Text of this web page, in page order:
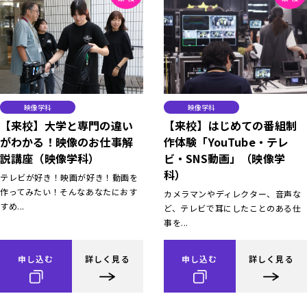
映像学科
【来校】大学と専門の違い
がわかる！映像のお仕事解
説講座（映像学科）
テレビが好き！映画が好き！動画を
作ってみたい！そんなあなたにおす
すめ...
申し込む 詳しく見る
映像学科
【来校】はじめての番組制
作体験「YouTube・テレ
ビ・SNS動画」（映像学
科）
カメラマンやディレクター、音声な
ど、テレビで耳にしたことのある仕
事を...
申し込む 詳しく見る